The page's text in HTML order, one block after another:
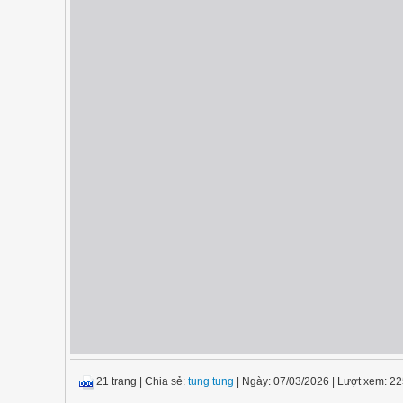
21 trang Chia sẻ: tung tung | Ngày: 07/03/2026 | Lượt xem: